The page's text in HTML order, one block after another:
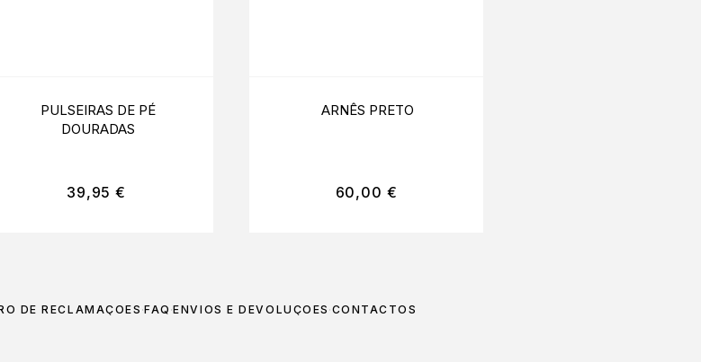
PULSEIRAS DE PÉ
DOURADAS
39,95 €
ARNÊS PRETO
60,00 €
DE RECLAMAÇÕES FAQ ENVIOS E DEVOLUÇÕES CONTACTOS